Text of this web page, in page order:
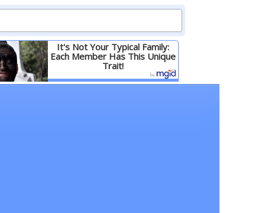
It's Not Your Typical Family:
Each Member Has This Unique
Trait!
Детальніше